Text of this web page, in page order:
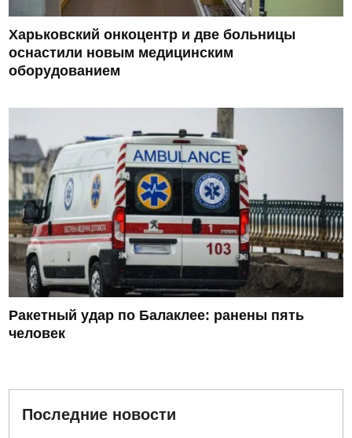
Харьковский онкоцентр и две больницы
оснастили новым медицинским
оборудованием
Ракетный удар по Балаклее: ранены пять
человек
Последние новости